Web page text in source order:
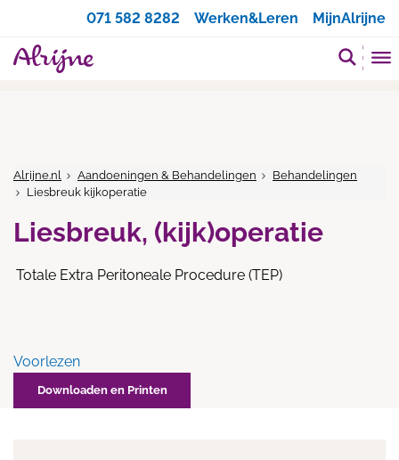
071 582 8282
Werken&Leren MijnAlrijne
Alrijne.nl Aandoeningen & Behandelingen
Behandelingen
Liesbreuk kijkoperatie
Liesbreuk, (kijk)operatie
Totale Extra Peritoneale Procedure (TEP)
Voorlezen
Downloaden en Printen